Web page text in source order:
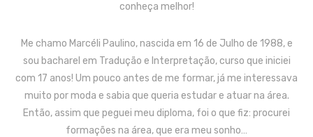
conheça melhor!
Me chamo Marcéli Paulino, nascida em 16 de Julho de 1988, e
sou bacharel em Tradução e Interpretação, curso que iniciei
com 17 anos! Um pouco antes de me formar, já me interessava
muito por moda e sabia que queria estudar e atuar na área.
Então, assim que peguei meu diploma, foi o que fiz: procurei
formações na área, que era meu sonho…